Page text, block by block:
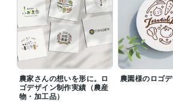
得意分野
デザイン制作 地域の特産品　パッケージ、
ンフレット、チケット等
展示ブースのデザイ
のパンフレット
飲食店 農家 IT関連会社 幼稚園
ショッピングセンター
学歴
農家さんの想いを形に。ロ
ゴデザイン制作実績（農産
物・加工品）
農園様のロゴ